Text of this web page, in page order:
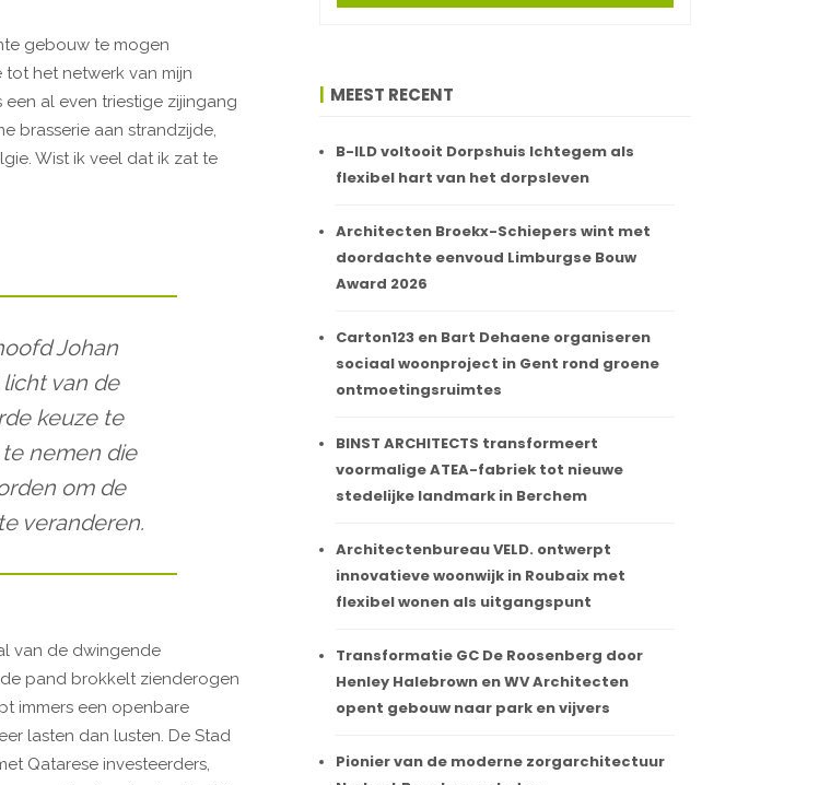
gebouw te mogen
het netwerk van mijn
al even triestige zijingang
brasserie aan strandzijde,
Wist ik veel dat ik zat te
Johan
van de
keuze te
nemen die
om de
veranderen.
van de dwingende
pand brokkelt zienderogen
immers een openbare
lasten dan lusten. De Stad
Qatarese investeerders,
MEEST RECENT
B-ILD voltooit Dorpshuis Ichtegem als
flexibel hart van het dorpsleven
Architecten Broekx-Schiepers wint met
doordachte eenvoud Limburgse Bouw
Award 2026
Carton123 en Bart Dehaene organiseren
sociaal woonproject in Gent rond groene
ontmoetingsruimtes
BINST ARCHITECTS transformeert
voormalige ATEA-fabriek tot nieuwe
stedelijke landmark in Berchem
Architectenbureau VELD. ontwerpt
innovatieve woonwijk in Roubaix met
flexibel wonen als uitgangspunt
Transformatie GC De Roosenberg door
Henley Halebrown en WV Architecten
opent gebouw naar park en vijvers
Pionier van de moderne zorgarchitectuur